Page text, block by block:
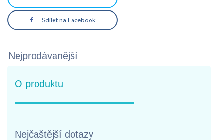
Sdílet na Facebook
Nejprodávanější
O produktu
Nejčaštější dotazy